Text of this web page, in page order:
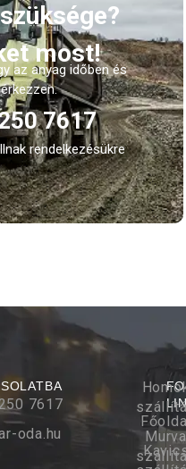
most!
az anyag időben és
7617
rendelkezésükre
7617
oda.hu